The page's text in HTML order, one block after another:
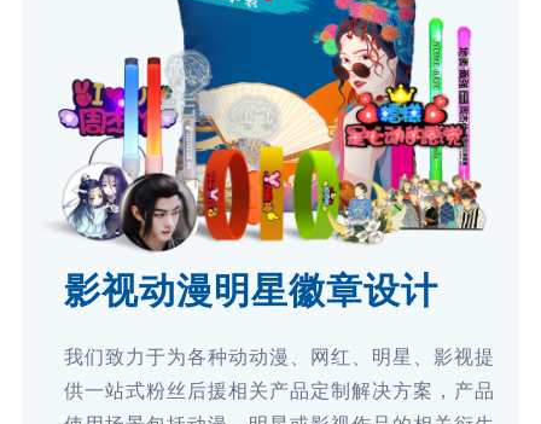
影视动漫明星徽章设计
我们致力于为各种动动漫、网红、明星、影视提
供一站式粉丝后援相关产品定制解决方案，产品